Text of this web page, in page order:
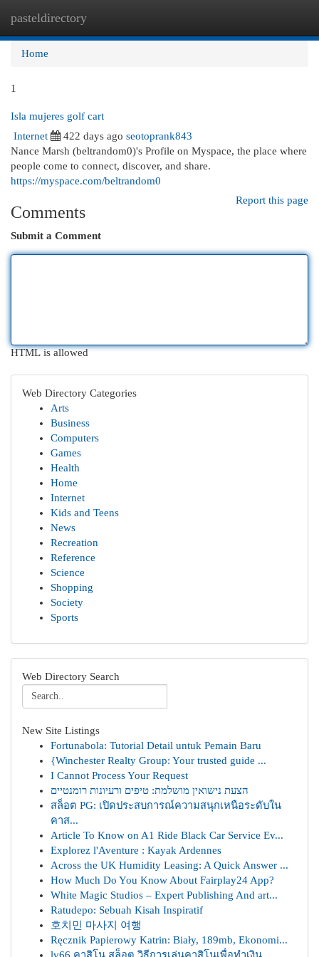
pasteldirectory
Home
1
Isla mujeres golf cart
Internet
422 days ago seotoprank843
Nance Marsh (beltrandom0)'s Profile on Myspace, the place where
people come to connect, discover, and share.
https://myspace.com/beltrandom0
Report this page
Comments
Submit a Comment
HTML is allowed
Web Directory Categories
Arts
Business
Computers
Games
Health
Home
Internet
Kids and Teens
News
Recreation
Reference
Science
Shopping
Society
Sports
Web Directory Search
New Site Listings
Fortunabola: Tutorial Detail untuk Pemain Baru
{Winchester Realty Group: Your trusted guide ...
I Cannot Process Your Request
הצעת נישואין מושלמת: טיפים ורעיונות רומנטיים
สล็อต PG: เปิดประสบการณ์ความสนุกเหนือระดับใน
คาส...
Article To Know on A1 Ride Black Car Service Ev...
Explorez l'Aventure : Kayak Ardennes
Across the UK Humidity Leasing: A Quick Answer ...
How Much Do You Know About Fairplay24 App?
White Magic Studios – Expert Publishing And art...
Ratudepo: Sebuah Kisah Inspiratif
호치민 마사지 여행
Ręcznik Papierowy Katrin: Biały, 189mb, Ekonomi...